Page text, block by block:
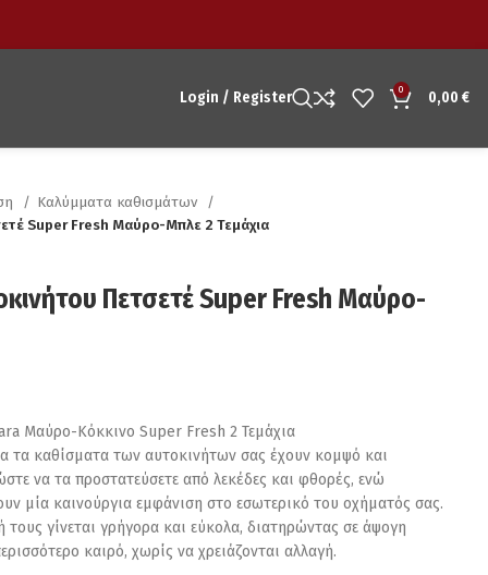
Login / Register 0 0,00 €
Καλύμματα καθισμάτων
Super Fresh Μαύρο-Μπλε 2 Τεμάχια
Πετσετέ Super Fresh Μαύρο-
Μαύρο-Κόκκινο Super Fresh 2 Τεμάχια
τα καθίσματα των αυτοκινήτων σας έχουν κομψό και
να τα προστατεύσετε από λεκέδες και φθορές, ενώ
μία καινούργια εμφάνιση στο εσωτερικό του οχήματός σας.
τους γίνεται γρήγορα και εύκολα, διατηρώντας σε άψογη
καιρό, χωρίς να χρειάζονται αλλαγή.